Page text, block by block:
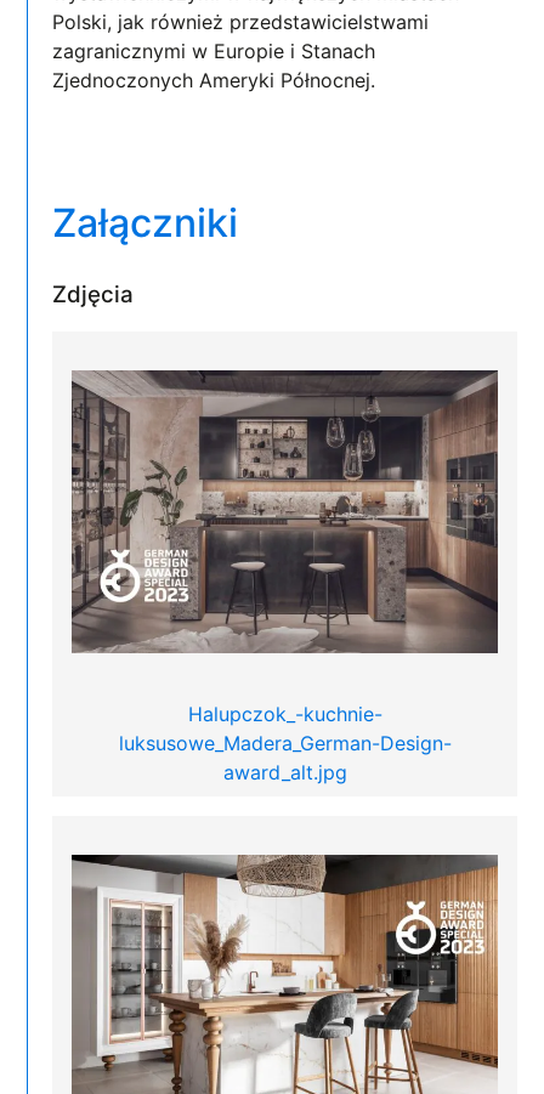
Polski, jak również przedstawicielstwami
zagranicznymi w Europie i Stanach
Zjednoczonych Ameryki Północnej.
Załączniki
Zdjęcia
Halupczok_-kuchnie-
luksusowe_Madera_German-Design-
award_alt.jpg